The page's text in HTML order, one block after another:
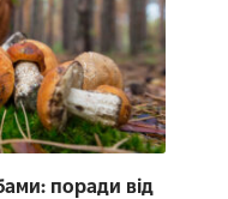
поради від